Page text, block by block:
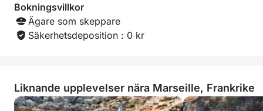
avslappnad och trygg atmosfär.
Öppettider: 10:30 - 17:30
— Enzo
Bokningsvillkor
Ägare som skeppare
Säkerhetsdeposition : 0 kr
Liknande upplevelser nära Marseille, Frankrike